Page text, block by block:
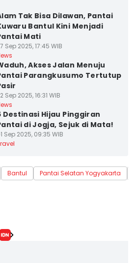
Tak Bisa Dilawan, Pantai
Bantul Kini Menjadi
Mati
Sep 2025, 17:45 WIB
Akses Jalan Menuju
Parangkusumo Tertutup
Sep 2025, 16:31 WIB
Destinasi Hijau Pinggiran
di Jogja, Sejuk di Mata!
Sep 2025, 09:35 WIB
Bantul Pantai Selatan Yogyakarta